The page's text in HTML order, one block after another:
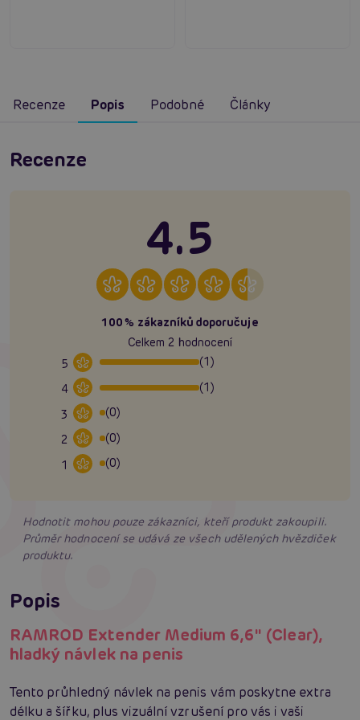
Recenze Popis Podobné Články
Recenze
4.5
100% zákazníků doporučuje
Celkem 2 hodnocení
5
(1)
4
(1)
3
(0)
2
(0)
1
(0)
Hodnotit mohou pouze zákazníci, kteří produkt zakoupili.
Průměr hodnocení se udává ze všech udělených hvězdiček
produktu.
Popis
RAMROD Extender Medium 6,6″ (Clear),
hladký návlek na penis
Tento průhledný návlek na penis vám poskytne extra
délku a šířku, plus vizuální vzrušení pro vás i vaši